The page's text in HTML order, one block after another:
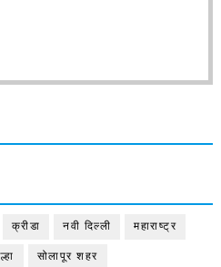
क्रीडा नवी दिल्ली महाराष्ट्र
सोलापूर शहर